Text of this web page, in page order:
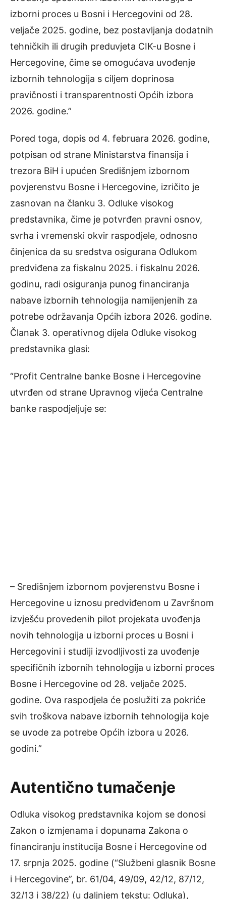
izborni proces u Bosni i Hercegovini od 28.
veljače 2025. godine, bez postavljanja dodatnih
tehničkih ili drugih preduvjeta CIK-u Bosne i
Hercegovine, čime se omogućava uvođenje
izbornih tehnologija s ciljem doprinosa
pravičnosti i transparentnosti Općih izbora
2026. godine.”
Pored toga, dopis od 4. februara 2026. godine,
potpisan od strane Ministarstva finansija i
trezora BiH i upućen Središnjem izbornom
povjerenstvu Bosne i Hercegovine, izričito je
zasnovan na članku 3. Odluke visokog
predstavnika, čime je potvrđen pravni osnov,
svrha i vremenski okvir raspodjele, odnosno
činjenica da su sredstva osigurana Odlukom
predviđena za fiskalnu 2025. i fiskalnu 2026.
godinu, radi osiguranja punog financiranja
nabave izbornih tehnologija namijenjenih za
potrebe održavanja Općih izbora 2026. godine.
Članak 3. operativnog dijela Odluke visokog
predstavnika glasi:
“Profit Centralne banke Bosne i Hercegovine
utvrđen od strane Upravnog vijeća Centralne
banke raspodjeljuje se:
– Središnjem izbornom povjerenstvu Bosne i
Hercegovine u iznosu predviđenom u Završnom
izvješću provedenih pilot projekata uvođenja
novih tehnologija u izborni proces u Bosni i
Hercegovini i studiji izvodljivosti za uvođenje
specifičnih izbornih tehnologija u izborni proces
Bosne i Hercegovine od 28. veljače 2025.
godine. Ova raspodjela će poslužiti za pokriće
svih troškova nabave izbornih tehnologija koje
se uvode za potrebe Općih izbora u 2026.
godini.”
Autentično tumačenje
Odluka visokog predstavnika kojom se donosi
Zakon o izmjenama i dopunama Zakona o
financiranju institucija Bosne i Hercegovine od
17. srpnja 2025. godine (“Službeni glasnik Bosne
i Hercegovine”, br. 61/04, 49/09, 42/12, 87/12,
32/13 i 38/22) (u daljnjem tekstu: Odluka),